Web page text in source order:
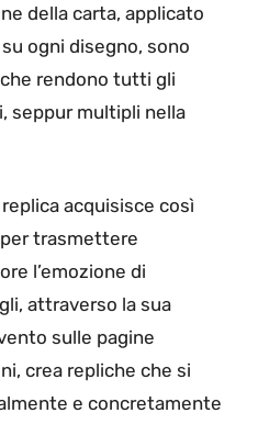
della carta, applicato
ogni disegno, sono
rendono tutti gli
seppur multipli nella
acquisisce così
per trasmettere
l’emozione di
attraverso la sua
sulle pagine
crea repliche che si
e concretamente